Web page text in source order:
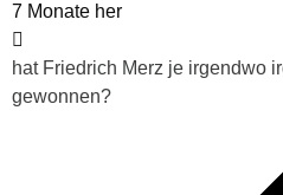
7 Monate her
hat Friedrich Merz je irgendwo
gewonnen?